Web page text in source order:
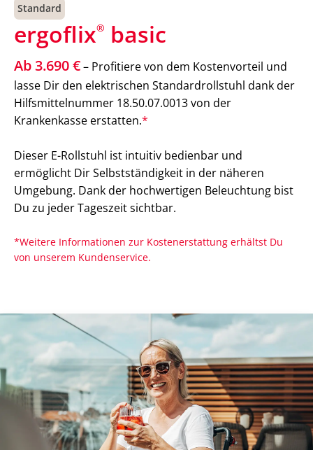
Standard
ergoflix® basic
Ab 3.690 €– Profitiere von dem Kostenvorteil und
lasse Dir den elektrischen Standardrollstuhl dank der
Hilfsmittelnummer 18.50.07.0013 von der
Krankenkasse erstatten.*
Dieser E-Rollstuhl ist intuitiv bedienbar und
ermöglicht Dir Selbstständigkeit in der näheren
Umgebung. Dank der hochwertigen Beleuchtung bist
Du zu jeder Tageszeit sichtbar.
*Weitere Informationen zur Kostenerstattung erhältst Du
von unserem Kundenservice.